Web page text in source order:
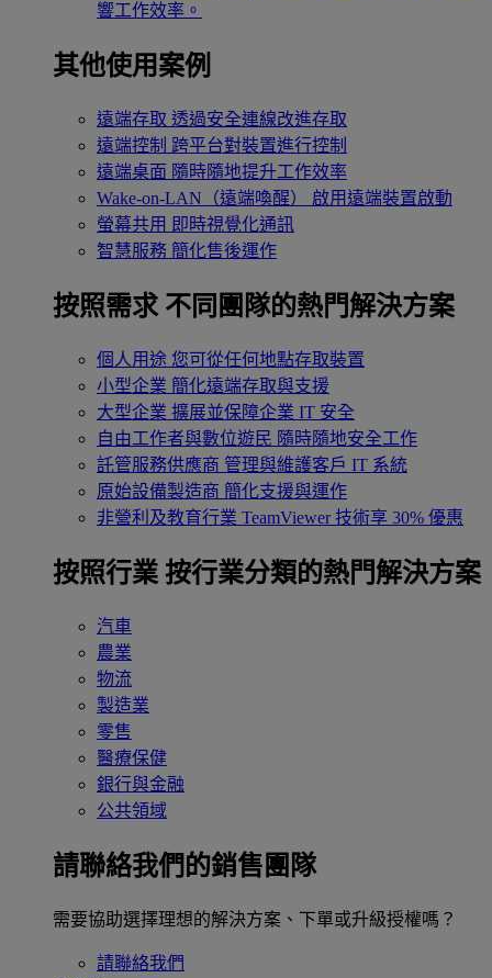
響工作效率。
其他使用案例
遠端存取 透過安全連線改進存取
遠端控制 跨平台對裝置進行控制
遠端桌面 隨時隨地提升工作效率
Wake-on-LAN（遠端喚醒）
啟用遠端裝置啟動
螢幕共用 即時視覺化通訊
智慧服務 簡化售後運作
按照需求 不同團隊的熱門解決方案
個人用途 您可從任何地點存取裝置
小型企業 簡化遠端存取與支援
大型企業 擴展並保障企業 IT 安全
自由工作者與數位遊民 隨時隨地安全工作
託管服務供應商 管理與維護客戶 IT 系統
原始設備製造商 簡化支援與運作
非營利及教育行業 TeamViewer 技術享 30% 優惠
按照行業 按行業分類的熱門解決方案
汽車
農業
物流
製造業
零售
醫療保健
銀行與金融
公共領域
請聯絡我們的銷售團隊
需要協助選擇理想的解決方案、下單或升級授權嗎？
請聯絡我們